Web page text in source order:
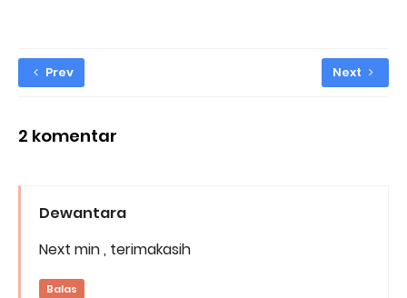
Prev Next
2 komentar
Dewantara
Next min , terimakasih
Balas